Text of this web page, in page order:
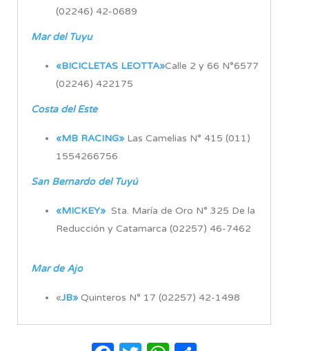
(02246) 42-0689
Mar del Tuyu
«BICICLETAS LEOTTA»Calle 2 y 66 N°6577
(02246) 422175
Costa del Este
«MB RACING» Las Camelias N° 415 (011)
1554266756
San Bernardo del Tuyú
«MICKEY» Sta. María de Oro N° 325 De la
Reducción y Catamarca (02257) 46-7462
Mar de Ajo
«JB» Quinteros N° 17 (02257) 42-1498